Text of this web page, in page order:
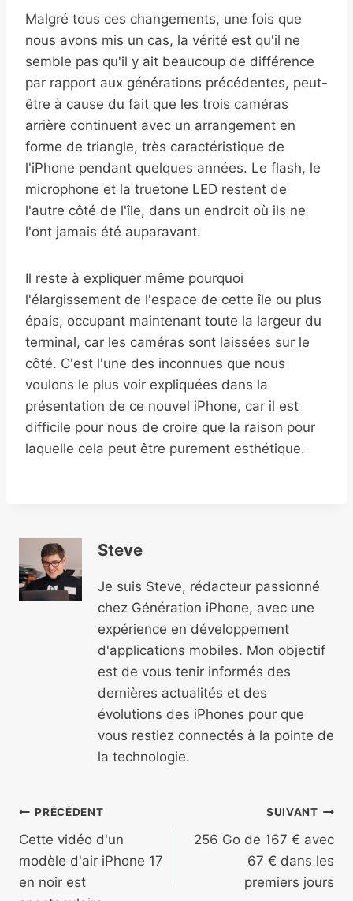
Malgré tous ces changements, une fois que
nous avons mis un cas, la vérité est qu'il ne
semble pas qu'il y ait beaucoup de différence
par rapport aux générations précédentes, peut-
être à cause du fait que les trois caméras
arrière continuent avec un arrangement en
forme de triangle, très caractéristique de
l'iPhone pendant quelques années. Le flash, le
microphone et la truetone LED restent de
l'autre côté de l'île, dans un endroit où ils ne
l'ont jamais été auparavant.
Il reste à expliquer même pourquoi
l'élargissement de l'espace de cette île ou plus
épais, occupant maintenant toute la largeur du
terminal, car les caméras sont laissées sur le
côté. C'est l'une des inconnues que nous
voulons le plus voir expliquées dans la
présentation de ce nouvel iPhone, car il est
difficile pour nous de croire que la raison pour
laquelle cela peut être purement esthétique.
Steve
Je suis Steve, rédacteur passionné
chez Génération iPhone, avec une
expérience en développement
d'applications mobiles. Mon objectif
est de vous tenir informés des
dernières actualités et des
évolutions des iPhones pour que
vous restiez connectés à la pointe de
la technologie.
Navigation
de
l’article
PRÉCÉDENT
Cette vidéo d'un
modèle d'air iPhone 17
en noir est
SUIVANT
256 Go de 167 € avec
67 € dans les
premiers jours